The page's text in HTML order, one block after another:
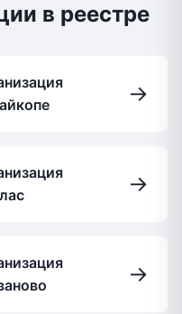
в реестре
→
→
→